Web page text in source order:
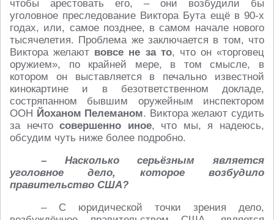
чтобы арестовать его, – они возбудили бы
уголовное преследование Виктора Бута ещё в 90-х
годах, или, самое позднее, в самом начале нового
тысячелетия. Проблема же заключается в том, что
Виктора желают вовсе не за то, что он «торговец
оружием», по крайней мере, в том смысле, в
котором он выставляется в печально известной
кинокартине и в безответственном докладе,
состряпанном бывшим оружейным инспектором
ООН Йоханом Пелеманом. Виктора желают судить
за нечтосовершенно иное, что мы, я надеюсь,
обсудим чуть ниже более подробно.
– Насколько серьёзным является
уголовное дело, которое возбудило
правительство США?
– С юридической точки зрения дело,